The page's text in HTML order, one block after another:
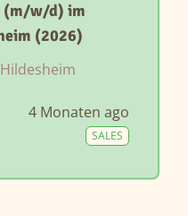
(m/w/d) im
(2026)
4 Monaten ago
SALES